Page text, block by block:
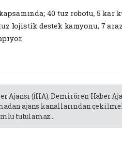
40 tuz robotu, 5 kar
lojistik destek kamyonu, 7
Ajansı (İHA), Demirören
ajans kanallarından
tutulamaz...